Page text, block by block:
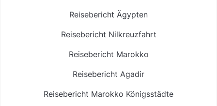
Reisebericht Ägypten
Reisebericht Nilkreuzfahrt
Reisebericht Marokko
Reisebericht Agadir
Reisebericht Marokko Königsstädte